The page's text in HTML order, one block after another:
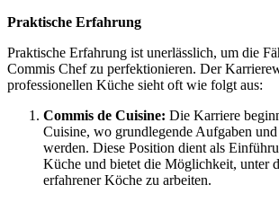
Praktische Erfahrung
Praktische Erfahrung ist unerlässlich, um die
Commis Chef zu perfektionieren. Der
professionellen Küche sieht oft wie folgt aus:
Commis de Cuisine: Die Karriere
Cuisine, wo grundlegende Aufgaben
werden. Diese Position dient als
Küche und bietet die Möglichkeit, unter
erfahrener Köche zu arbeiten.